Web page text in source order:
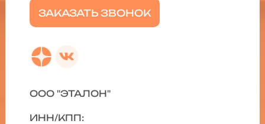
ЗАКАЗАТЬ ЗВОНОК
ООО "ЭТАЛОН"
ИНН/КПП: